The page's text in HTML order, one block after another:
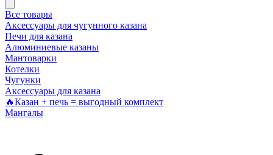
Все товары
Аксессуары для чугунного казана
Печи для казана
Алюминиевые казаны
Мантоварки
Котелки
Чугунки
Аксессуары для казана
🔥Казан + печь = выгодный комплект
Мангалы